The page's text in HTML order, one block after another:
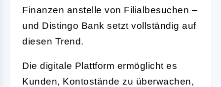
Finanzen anstelle von Filialbesuchen –
und Distingo Bank setzt vollständig auf
diesen Trend.
Die digitale Plattform ermöglicht es
Kunden, Kontostände zu überwachen,